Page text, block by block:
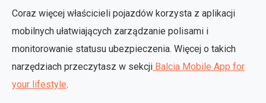
Coraz więcej właścicieli pojazdów korzysta z aplikacji
mobilnych ułatwiających zarządzanie polisami i
monitorowanie statusu ubezpieczenia. Więcej o takich
narzędziach przeczytasz w sekcji Balcia Mobile App for
your lifestyle.